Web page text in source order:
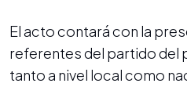
El acto contará con la
referentes del partido del
tanto a nivel local como